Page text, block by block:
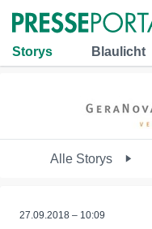
Storys Blaulicht
Alle Storys
27.09.2018 – 10:09